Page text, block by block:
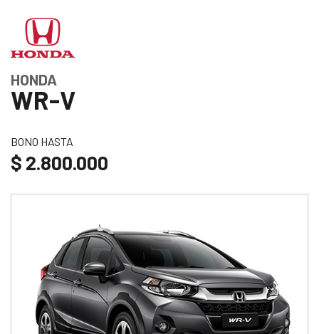
HONDA
WR-V
BONO HASTA
$ 2.800.000